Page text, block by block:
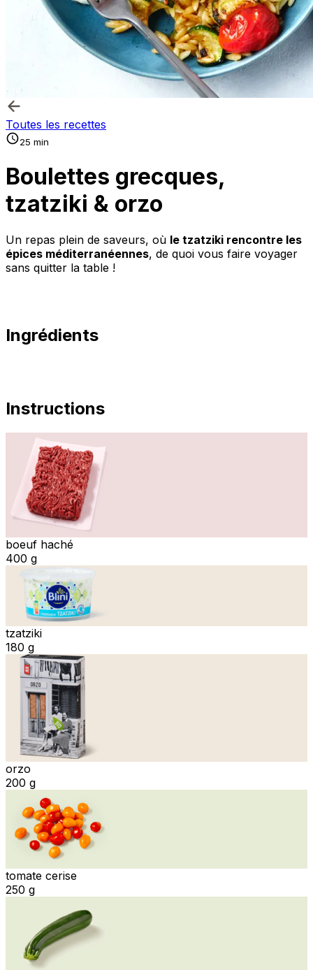
Toutes les recettes
25 min
Boulettes grecques,
tzatziki & orzo
Un repas plein de saveurs, où le tzatziki rencontre les
épices méditerranéennes, de quoi vous faire voyager
sans quitter la table !
Ingrédients
Instructions
boeuf haché
400 g
tzatziki
180 g
orzo
200 g
tomate cerise
250 g